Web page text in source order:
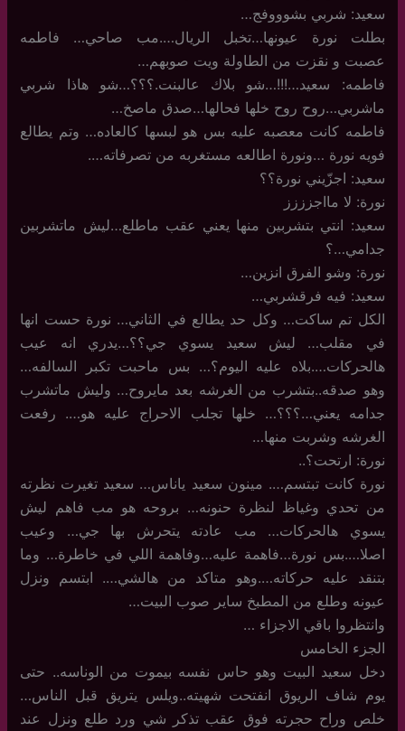
سعيد: شربي بشوووفج…
بطلت نورة عيونها…تخبل الريال….مب صاحي… فاطمه
عصبت و نقزت من الطاولة ويت صوبهم…
فاطمه: سعيد…!!!…شو بلاك عالبنت.؟؟؟…شو هاذا شربي
ماشربي…روح روح خلها فحالها…صدق ماصخ…
فاطمه كانت معصبه عليه بس هو لبسها كالعاده… وتم يطالع
فويه نورة …ونورة اطالعه مستغربه من تصرفاته….
سعيد: اجزّيني نورة؟؟
نورة: لا مااجزززز
سعيد: انتي بتشربين منها يعني عقب ماطلع…ليش ماتشربين
جدامي…؟
نورة: وشو الفرق انزين…
سعيد: فيه فرقشربي…
الكل تم ساكت… وكل حد يطالع في الثاني… نورة حست انها
في مقلب… ليش سعيد يسوي جي؟؟…يدري انه عيب
هالحركات….بلاه عليه اليوم؟… بس ماحبت تكبر السالفه…
وهو صدقه..بتشرب من الغرشه بعد مايروح… وليش ماتشرب
جدامه يعني…؟؟؟… خلها تجلب الاحراج عليه هو…. رفعت
الغرشه وشربت منها…
نورة: ارتحت؟..
نورة كانت تبتسم…. مينون سعيد ياناس… سعيد تغيرت نظرته
من تحدي وغياظ لنظرة حنونه… بروحه هو مب فاهم ليش
يسوي هالحركات… مب عادته يتحرش بها جي… وعيب
اصلا….بس نورة…فاهمة عليه…وفاهمة اللي في خاطرة… وما
بتنقد عليه حركاته….وهو متاكد من هالشي…. ابتسم ونزل
عيونه وطلع من المطبخ ساير صوب البيت…
وانتظروا باقي الاجزاء …
الجزء الخامس
دخل سعيد البيت وهو حاس نفسه بيموت من الوناسه.. حتى
يوم شاف الريوق انفتحت شهيته..ويلس يتريق قبل الناس…
خلص وراح حجرته فوق عقب تذكر شي ورد طلع ونزل عند